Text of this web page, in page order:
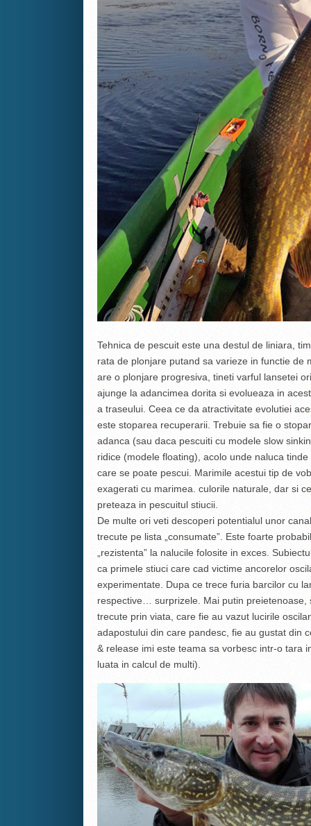
Tehnica de pescuit este una destul de liniara,
rata de plonjare putand sa varieze in functie de
are o plonjare progresiva, tineti varful lansetei
ajunge la adancimea dorita si evolueaza in
a traseului. Ceea ce da atractivitate evolutiei
este stoparea recuperarii. Trebuie sa fie o
adanca (sau daca pescuiti cu modele slow
ridice (modele floating), acolo unde naluca
care se poate pescui. Marimile acestui tip de
exagerati cu marimea. culorile naturale, dar si
preteaza in pescuitul stiucii.
De multe ori veti descoperi potentialul unor
trecute pe lista „consumate”. Este foarte
„rezistenta” la nalucile folosite in exces.
ca primele stiuci care cad victime ancorelor
experimentate. Dupa ce trece furia barcilor cu
respective… surprizele. Mai putin
trecute prin viata, care fie au vazut lucirile
adapostului din care pandesc, fie au gustat din
& release imi este teama sa vorbesc intr-o tara
luata in calcul de multi).